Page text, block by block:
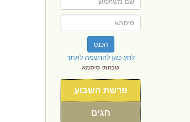
הכנס
לחץ כאן להרשמה לאתר
שכחתי סיסמא
פרשת השבוע
חגים